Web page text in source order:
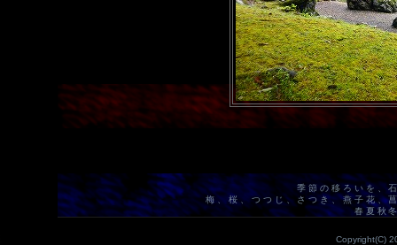
季節の移ろいを、
梅、桜、つつじ、さつき、燕子花、
春夏秋
Copyright(C)